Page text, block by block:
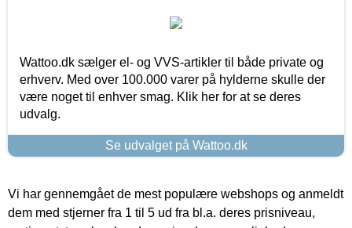
Wattoo.dk sælger el- og VVS-artikler til både private og
erhverv. Med over 100.000 varer på hylderne skulle der
være noget til enhver smag. Klik her for at se deres
udvalg.
Se udvalget på Wattoo.dk
Vi har gennemgået de mest populære webshops og anmeldt
dem med stjerner fra 1 til 5 ud fra bl.a. deres prisniveau,